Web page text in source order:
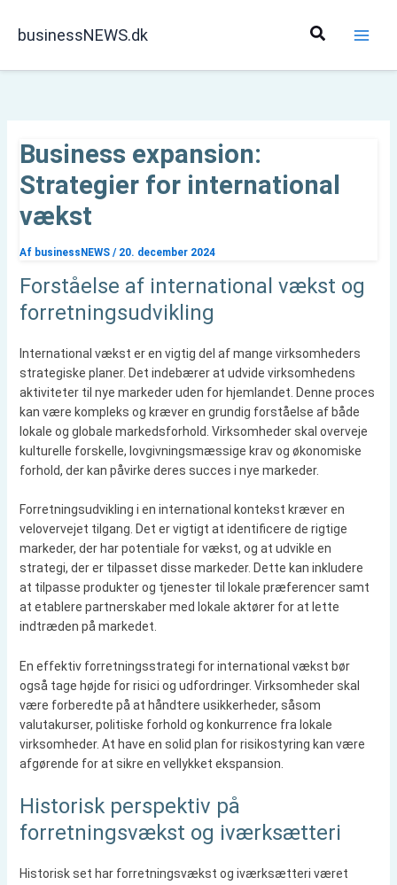
businessNEWS.dk Søg
Business expansion:
Strategier for international
vækst
Af businessNEWS / 20. december 2024
Forståelse af international vækst og
forretningsudvikling
International vækst er en vigtig del af mange virksomheders
strategiske planer. Det indebærer at udvide virksomhedens
aktiviteter til nye markeder uden for hjemlandet. Denne proces
kan være kompleks og kræver en grundig forståelse af både
lokale og globale markedsforhold. Virksomheder skal overveje
kulturelle forskelle, lovgivningsmæssige krav og økonomiske
forhold, der kan påvirke deres succes i nye markeder.
Forretningsudvikling i en international kontekst kræver en
velovervejet tilgang. Det er vigtigt at identificere de rigtige
markeder, der har potentiale for vækst, og at udvikle en
strategi, der er tilpasset disse markeder. Dette kan inkludere
at tilpasse produkter og tjenester til lokale præferencer samt
at etablere partnerskaber med lokale aktører for at lette
indtræden på markedet.
En effektiv forretningsstrategi for international vækst bør
også tage højde for risici og udfordringer. Virksomheder skal
være forberedte på at håndtere usikkerheder, såsom
valutakurser, politiske forhold og konkurrence fra lokale
virksomheder. At have en solid plan for risikostyring kan være
afgørende for at sikre en vellykket ekspansion.
Historisk perspektiv på
forretningsvækst og iværksætteri
Historisk set har forretningsvækst og iværksætteri været